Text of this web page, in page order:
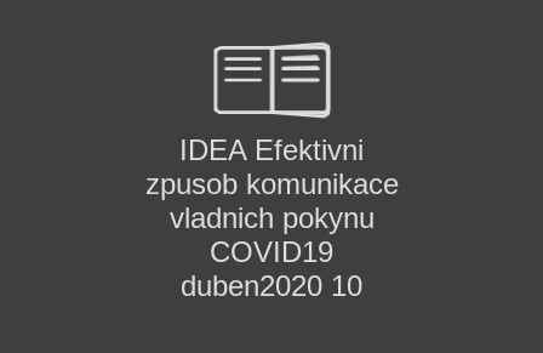
IDEA Efektivni
zpusob komunikace
vladnich pokynu
COVID19
duben2020 10